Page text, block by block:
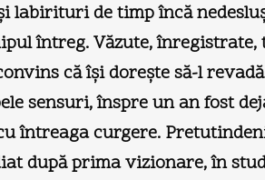
labirituri de timp încă
întreg. Văzute, înregistrate,
că îşi doreşte să-l
sensuri, înspre un an fost
întreaga curgere.
după prima vizionare, în